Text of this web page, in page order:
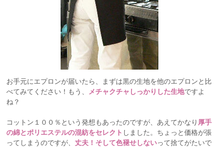
お手元にエプロンが届いたら、まずは黒の生地を他のエプロンと比
べてみてください！もう、
メチャクチャしっかりした生地ですよ
ね？
コットン１００％という発想もあったのですが、あえてかなり 厚手
の綿とポリエステルの混紡をセレクト しました。ちょっと価格が張
ってしまうのですが、丈夫！そして色褪せしないって捨てがたいで